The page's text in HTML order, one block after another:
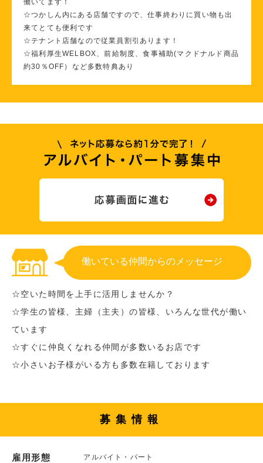
☆つかしん内にある店舗ですので、仕事終わりに買い物も出
来てとても便利です
☆テナント店舗なので従業員割引あります！
☆福利厚生WELBOX、前給制度、食事補助(マクドナルド商品
約30％OFF）など多数特典あり
働いている仲間からのメッセージ
☆空いた時間を上手に活用しませんか？
☆学生の皆様、主婦（主夫）の皆様、いろんな世代が働い
ています
☆すぐに仲良くなれる仲間が多数いるお店です
☆小さいお子様がいる方も多数在籍しております
募集情報
雇用形態 アルバイト・パート